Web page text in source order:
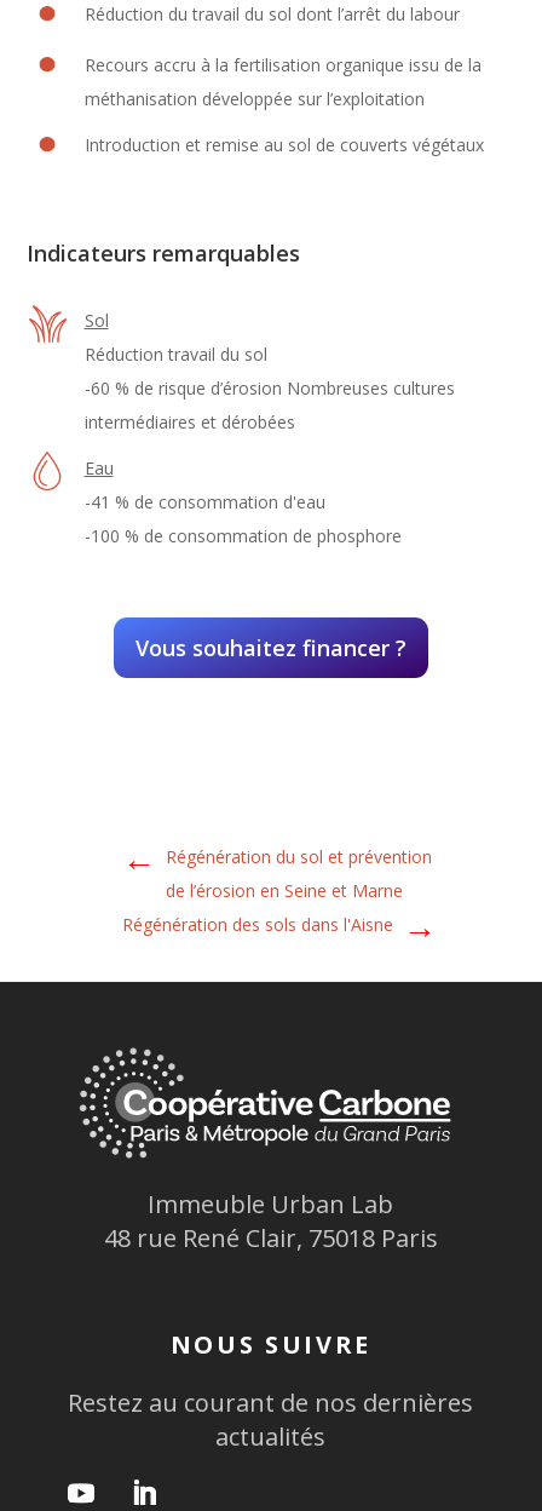
Réduction du travail du sol dont l’arrêt du labour
Recours accru à la fertilisation organique issu de la
méthanisation développée sur l’exploitation
Introduction et remise au sol de couverts végétaux
Indicateurs remarquables
Sol
Réduction travail du sol
-60 % de risque d’érosion Nombreuses cultures
intermédiaires et dérobées
Eau
-41 % de consommation d'eau
-100 % de consommation de phosphore
Vous souhaitez financer ?
←
Régénération du sol et prévention
de l’érosion en Seine et Marne
Régénération des sols dans l'Aisne
→
Immeuble Urban Lab
48 rue René Clair, 75018 Paris
NOUS SUIVRE
Restez au courant de nos dernières
actualités